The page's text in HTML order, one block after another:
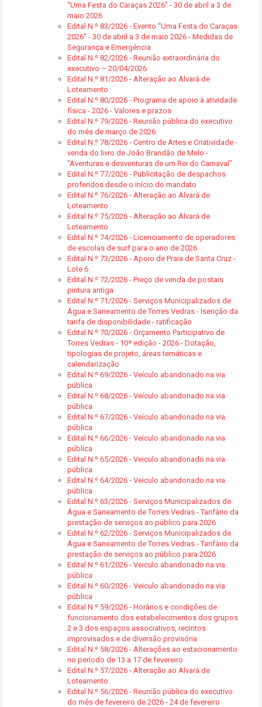
“Uma Festa do Caraças 2026” - 30 de abril a 3 de
maio 2026
Edital N.º 83/2026 - Evento “Uma Festa do Caraças
2026” - 30 de abril a 3 de maio 2026 - Medidas de
Segurança e Emergência
Edital N.º 82/2026 - Reunião extraordinária do
executivo – 20/04/2026
Edital N.º 81/2026 - Alteração ao Alvará de
Loteamento
Edital N.º 80/2026 - Programa de apoio à atividade
física - 2026 - Valores e prazos
Edital N.º 79/2026 - Reunião pública do executivo
do mês de março de 2026
Edital N.º 78/2026 - Centro de Artes e Criatividade -
venda do livro de João Brandão de Melo -
"Aventuras e desventuras de um Rei do Carnaval"
Edital N.º 77/2026 - Publicitação de despachos
proferidos desde o início do mandato
Edital N.º 76/2026 - Alteração ao Alvará de
Loteamento
Edital N.º 75/2026 - Alteração ao Alvará de
Loteamento
Edital N.º 74/2026 - Licenciamento de operadores
de escolas de surf para o ano de 2026
Edital N.º 73/2026 - Apoio de Praia de Santa Cruz -
Lote 6
Edital N.º 72/2026 - Preço de venda de postais
pintura antiga
Edital N.º 71/2026 - Serviços Municipalizados de
Água e Saneamento de Torres Vedras - Isenção da
tarifa de disponibilidade - ratificação
Edital N.º 70/2026 - Orçamento Participativo de
Torres Vedras - 10ª edição - 2026 - Dotação,
tipologias de projeto, áreas temáticas e
calendarização
Edital N.º 69/2026 - Veículo abandonado na via
pública
Edital N.º 68/2026 - Veículo abandonado na via
pública
Edital N.º 67/2026 - Veículo abandonado na via
pública
Edital N.º 66/2026 - Veículo abandonado na via
pública
Edital N.º 65/2026 - Veiculo abandonado na via
pública
Edital N.º 64/2026 - Veiculo abandonado na via
pública
Edital N.º 63/2026 - Serviços Municipalizados de
Água e Saneamento de Torres Vedras - Tarifário da
prestação de serviços ao público para 2026
Edital N.º 62/2026 - Serviços Municipalizados de
Água e Saneamento de Torres Vedras - Tarifário da
prestação de serviços ao público para 2026
Edital N.º 61/2026 - Veiculo abandonado na via
pública
Edital N.º 60/2026 - Veiculo abandonado na via
pública
Edital N.º 59/2026 - Horários e condições de
funcionamento dos estabelecimentos dos grupos
2 e 3 dos espaços associativos, recintos
improvisados e de diversão provisória
Edital N.º 58/2026 - Alterações ao estacionamento
no período de 13 a 17 de fevereiro
Edital N.º 57/2026 - Alteração ao Alvará de
Loteamento
Edital N.º 56/2026 - Reunião pública do executivo
do mês de fevereiro de 2026 - 24 de fevereiro